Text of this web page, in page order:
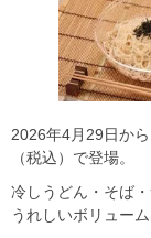
2026年4月29日か
（税込）で登場。
冷しうどん・そば
うれしいボリュー